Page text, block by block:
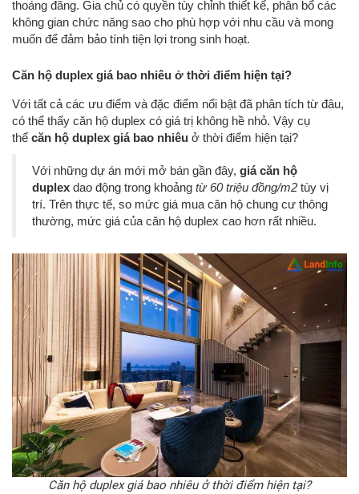
thoáng đãng. Gia chủ có quyền tùy chỉnh thiết kế, phân bổ các
không gian chức năng sao cho phù hợp với nhu cầu và mong
muốn để đảm bảo tính tiện lợi trong sinh hoạt.
Căn hộ duplex giá bao nhiêu ở thời điểm hiện tại?
Với tất cả các ưu điểm và đặc điểm nổi bật đã phân tích từ đâu,
có thể thấy căn hộ duplex có giá trị không hề nhỏ. Vậy cụ
thể căn hộ duplex giá bao nhiêu ở thời điểm hiện tại?
Với những dự án mới mở bán gần đây, giá căn hộ
duplex dao động trong khoảng từ 60 triệu đồng/m2 tùy vị
trí. Trên thực tế, so mức giá mua căn hộ chung cư thông
thường, mức giá của căn hộ duplex cao hơn rất nhiều.
Căn hộ duplex giá bao nhiêu ở thời điểm hiện tại?